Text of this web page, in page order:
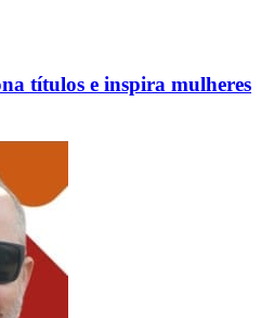
títulos e inspira mulheres